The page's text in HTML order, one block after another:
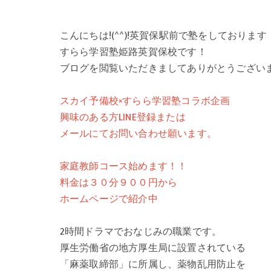
こんにちは!(^^)!英賀保駅前で塾をしております
すらら学習塾姫路英賀保校です！
ブログを閲覧いただきましてありがとうござい
スカイ予備校×すらら学習塾コラボ企画
興味のある方LINE登録または
メールにてお問い合わせ願います。
家庭教師コース始めます！！
料金は３０分９００円から
ホームページで紹介中
2時間ドラマでおなじみの職業です。
厚生労働省の地方厚生局に設置されている
「麻薬取締部」に所属し、薬物乱用防止を